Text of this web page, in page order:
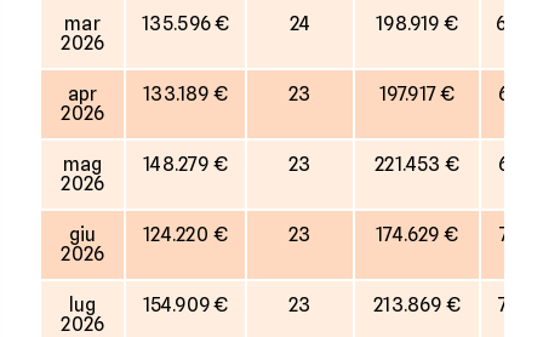
mar
2026
135.596 € 24 198.919 € 68%
apr
2026
133.189 € 23 197.917 € 67%
mag
2026
148.279 € 23 221.453 € 67%
giu
2026
124.220 € 23 174.629 € 71%
lug
2026
154.909 € 23 213.869 € 72%